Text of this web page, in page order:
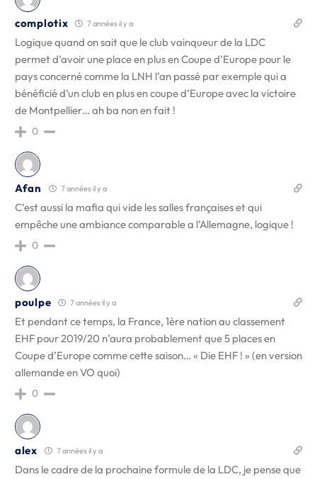
complotix 7 années il y a
Logique quand on sait que le club vainqueur de la LDC
permet d’avoir une place en plus en Coupe d’Europe pour le
pays concerné comme la LNH l’an passé par exemple qui a
bénéficié d’un club en plus en coupe d’Europe avec la victoire
de Montpellier… ah ba non en fait !
0
Afan 7 années il y a
C’est aussi la mafia qui vide les salles françaises et qui
empêche une ambiance comparable a l’Allemagne, logique !
0
poulpe 7 années il y a
Et pendant ce temps, la France, 1ère nation au classement
EHF pour 2019/20 n’aura probablement que 5 places en
Coupe d’Europe comme cette saison… « Die EHF ! » (en version
allemande en VO quoi)
0
alex 7 années il y a
Dans le cadre de la prochaine formule de la LDC, je pense que